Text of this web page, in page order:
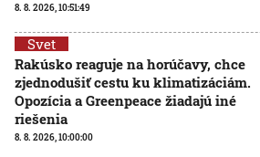
8. 8. 2026, 10:51:49
Svet
Rakúsko reaguje na horúčavy, chce
zjednodušiť cestu ku klimatizáciám.
Opozícia a Greenpeace žiadajú iné
riešenia
8. 8. 2026, 10:00:00